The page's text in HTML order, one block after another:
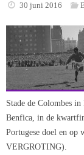
30 juni 2016
Stade de Colombes
Benfica, in de
Portugese doel en op
VERGROTING).